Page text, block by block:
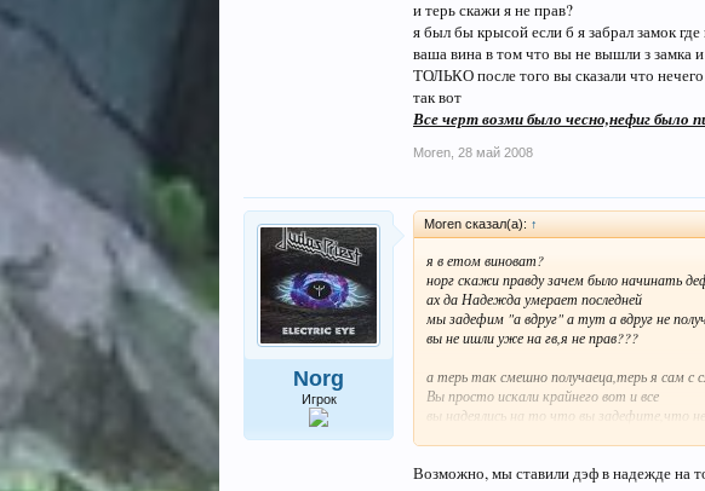
и терь скажи я не прав?
я был бы крысой если б я забрал замок
ваша вина в том что вы не вышли з замка и
ТОЛЬКО после того вы сказали что нечего
так вот
Все черт возми было чесно,нефиг было
Moren 28 май 2008
Norg
Игрок
Moren сказал(а): ↑
я в етом виноват?
норг скажи правду зачем было начинать
ах да Надежда умерает последней
мы задефим "а вдруг" а тут а вдруг не
вы не ишли уже на гв,я не прав???
а терь так смешно получаеца,терь я сам с
Вы просто искали крайнего вот и все
вы надеялись на то что вы задефите,что
возму,ну а если же вась возмут вы
Возможно, мы ставили дэф в надежде на